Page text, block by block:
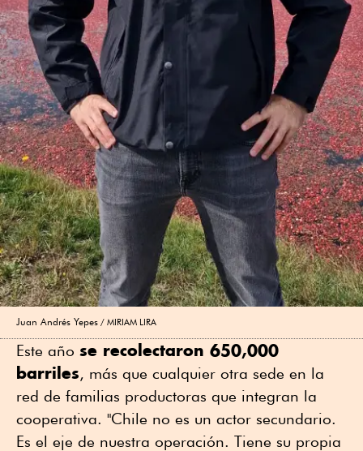
Juan Andrés Yepes MIRIAM LIRA
Este año se recolectaron 650,000
barriles, más que cualquier otra sede en la
red de familias productoras que integran la
cooperativa. "Chile no es un actor secundario.
Es el eje de nuestra operación. Tiene su propia